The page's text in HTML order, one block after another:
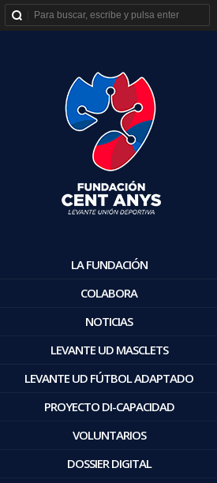
LA FUNDACIÓN
COLABORA
NOTICIAS
LEVANTE UD MASCLETS
LEVANTE UD FÚTBOL ADAPTADO
PROYECTO DI-CAPACIDAD
VOLUNTARIOS
DOSSIER DIGITAL